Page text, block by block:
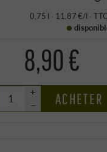
0,75 l · 11,87 €/l · TTC
8,90 €
+
–
ACHETER